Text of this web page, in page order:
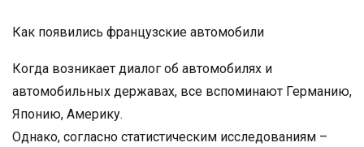
Как появились французские автомобили
Когда возникает диалог об автомобилях и
автомобильных державах, все вспоминают Германию,
Японию, Америку.
Однако, согласно статистическим исследованиям –